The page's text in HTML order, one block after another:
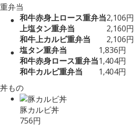
重弁当
和牛赤身上ロース重弁当2,106円
上塩タン重弁当
2,160円
和牛上カルビ重弁当
2,106円
塩タン重弁当
1,836円
和牛赤身ロース重弁当1,404円
和牛カルビ重弁当
1,404円
丼もの
豚カルビ丼
756円